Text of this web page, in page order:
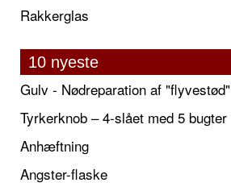
Rakkerglas
10 nyeste
Gulv - Nødreparation af "flyvestød"
Tyrkerknob – 4-slået med 5 bugter
Anhæftning
Angster-flaske